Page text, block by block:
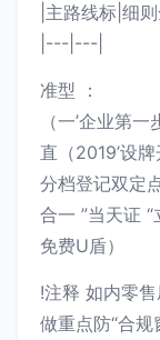
|主路线标|细则
|---|---|
准型 ：
（一’企业第
直（2019’设
分档登记双定
合一 ”当天证
免费U盾）
!注释 如内零
做重点防“合